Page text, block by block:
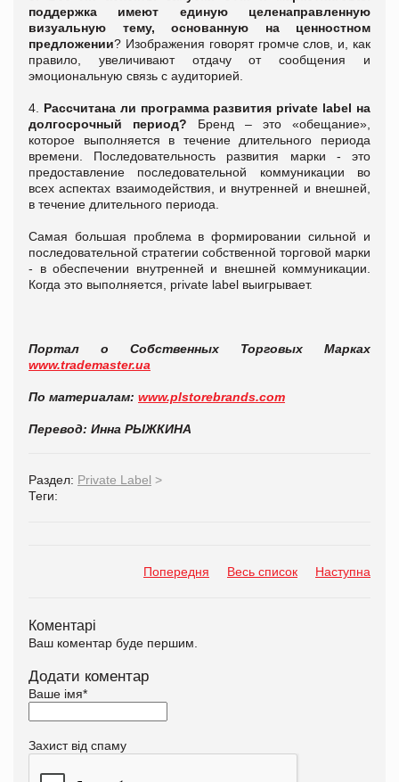
поддержка имеют единую целенаправленную
визуальную тему, основанную на ценностном
предложении? Изображения говорят громче слов, и, как
правило, увеличивают отдачу от сообщения и
эмоциональную связь с аудиторией.
4. Рассчитана ли программа развития private label на
долгосрочный период? Бренд – это «обещание»,
которое выполняется в течение длительного периода
времени. Последовательность развития марки - это
предоставление последовательной коммуникации во
всех аспектах взаимодействия, и внутренней и внешней,
в течение длительного периода.
Самая большая проблема в формировании сильной и
последовательной стратегии собственной торговой марки
- в обеспечении внутренней и внешней коммуникации.
Когда это выполняется, private label выигрывает.
Портал о Собственных Торговых Марках
www.trademaster.ua
По материалам: www.plstorebrands.com
Перевод: Инна РЫЖКИНА
Раздел: Private Label >
Теги:
Попередня Весь список Наступна
Коментарі
Ваш коментар буде першим.
Додати коментар
Ваше імя*
Захист від спаму